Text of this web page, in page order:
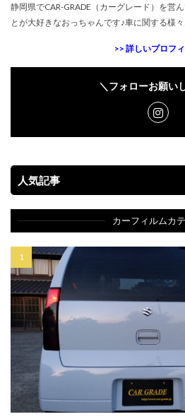
静岡県でCAR-GRADE（カーグレード） を営
とが大好きなおっちゃんです♪車に関する様
>> 詳しいプロフ
＼フォローお願い
人気記事
カーフィルムカ